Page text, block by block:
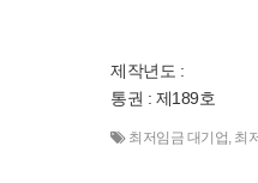
제작년도 :
통권 : 제189호
최저임금 대기업, 최